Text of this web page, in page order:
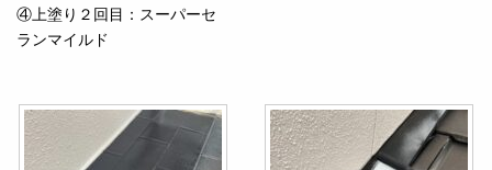
④上塗り２回目：スーパーセ
ランマイルド